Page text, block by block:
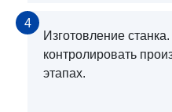
4
Изготовление
контролировать
этапах.